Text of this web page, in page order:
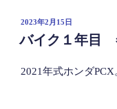
投
日:
2023年2月15日
バイク１年目
2021年式ホンダ